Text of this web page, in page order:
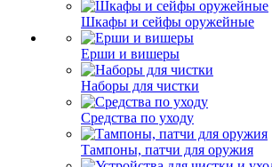
Шкафы и сейфы оружейные
Ерши и вишеры
Наборы для чистки
Средства по уходу
Тампоны, патчи для оружия